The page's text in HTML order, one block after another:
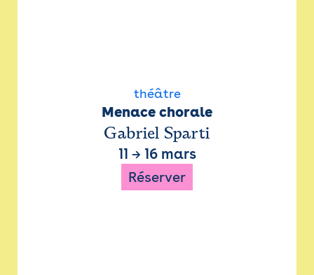
théâtre
Menace chorale
Gabriel Sparti
11 → 16 mars
Réserver